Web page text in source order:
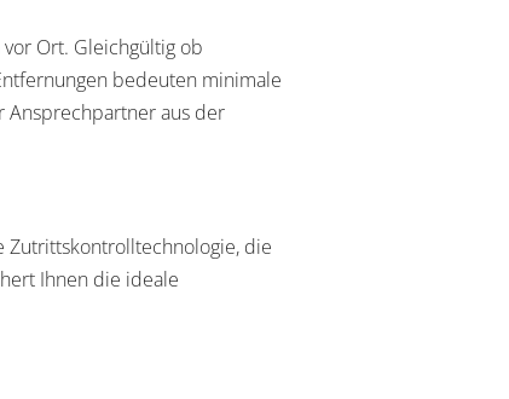
Ort. Gleichgültig ob
bedeuten minimale
Ansprechpartner aus der
die
Ihnen die ideale